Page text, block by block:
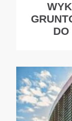
DO